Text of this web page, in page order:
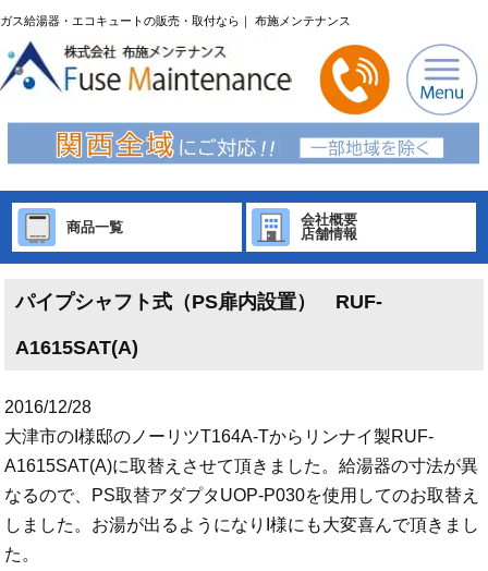
ガス給湯器・エコキュートの販売・取付なら｜ 布施メンテナンス
商品一覧
会社概要
店舗情報
パイプシャフト式（PS扉内設置） RUF-
A1615SAT(A)
2016/12/28
大津市のI様邸のノーリツT164A-Tからリンナイ製RUF-
A1615SAT(A)に取替えさせて頂きました。給湯器の寸法が異
なるので、PS取替アダプタUOP-P030を使用してのお取替え
しました。お湯が出るようになりI様にも大変喜んで頂きまし
た。